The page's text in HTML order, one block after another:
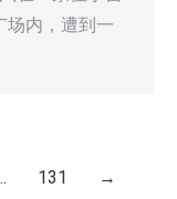
场内，遭到一
131 →